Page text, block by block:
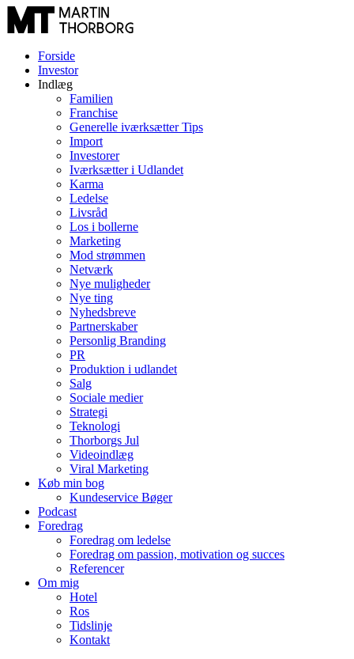
Videre
til
Forside
Investor
Indlæg
Familien
Franchise
Generelle iværksætter Tips
Import
Investorer
Iværksætter i Udlandet
Karma
Ledelse
Livsråd
Los i bollerne
Marketing
Mod strømmen
Netværk
Nye muligheder
Nye ting
Nyhedsbreve
Partnerskaber
Personlig Branding
PR
Produktion i udlandet
Salg
Sociale medier
Strategi
Teknologi
Thorborgs Jul
Videoindlæg
Viral Marketing
Køb min bog
Kundeservice Bøger
Podcast
Foredrag
Foredrag om ledelse
Foredrag om passion, motivation og succes
Referencer
Om mig
Hotel
Ros
Tidslinje
Kontakt